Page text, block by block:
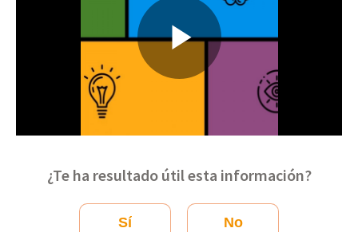
¿Te ha resultado útil esta información?
Sí No